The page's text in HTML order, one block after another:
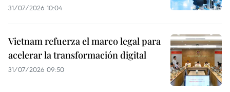
31/07/2026 10:04
Vietnam refuerza el marco legal para
acelerar la transformación digital
31/07/2026 09:50